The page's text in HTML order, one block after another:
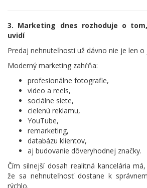
3. Marketing dnes rozhoduje o
uvidí
Predaj nehnuteľnosti už dávno nie je len
Moderný marketing zahŕňa:
profesionálne fotografie,
video a reels,
sociálne siete,
cielenú reklamu,
YouTube,
remarketing,
databázu klientov,
aj budovanie dôveryhodnej značky.
Čím silnejší dosah realitná kancelária
že sa nehnuteľnosť dostane k
rýchlo.